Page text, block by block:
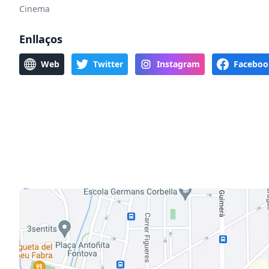
Cinema
Enllaços
Web Twitter Instagram